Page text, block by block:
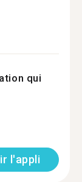
qui
l'appli